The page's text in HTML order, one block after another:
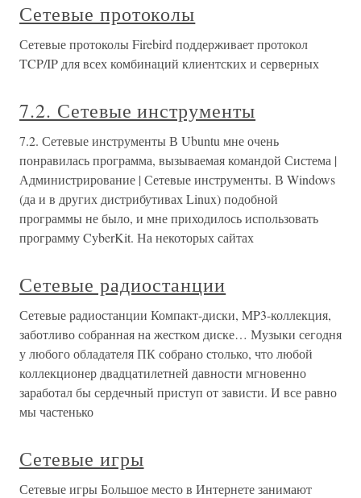
Сетевые протоколы
Сетевые протоколы Firebird поддерживает протокол
TCP/IP для всех комбинаций клиентских и серверных
7.2. Сетевые инструменты
7.2. Сетевые инструменты В Ubuntu мне очень
понравилась программа, вызываемая командой Система |
Администрирование | Сетевые инструменты. В Windows
(да и в других дистрибутивах Linux) подобной
программы не было, и мне приходилось использовать
программу CyberKit. На некоторых сайтах
Сетевые радиостанции
Сетевые радиостанции Компакт-диски, MP3-коллекция,
заботливо собранная на жестком диске… Музыки сегодня
у любого обладателя ПК собрано столько, что любой
коллекционер двадцатилетней давности мгновенно
заработал бы сердечный приступ от зависти. И все равно
мы частенько
Сетевые игры
Сетевые игры Большое место в Интернете занимают